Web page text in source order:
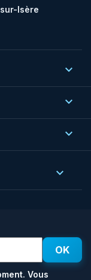
Isère




Vous